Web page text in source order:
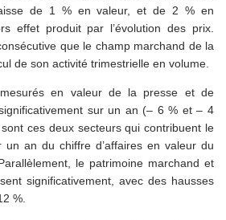
de 1 % en valeur, et de 2 % en
effet produit par l’évolution des prix.
que le champ marchand de la
de son activité trimestrielle en volume.
mesurés en valeur de la presse et de
sur un an (– 6 % et – 4
ces deux secteurs qui contribuent le
an du chiffre d’affaires en valeur du
le patrimoine marchand et
significativement, avec des hausses
%.